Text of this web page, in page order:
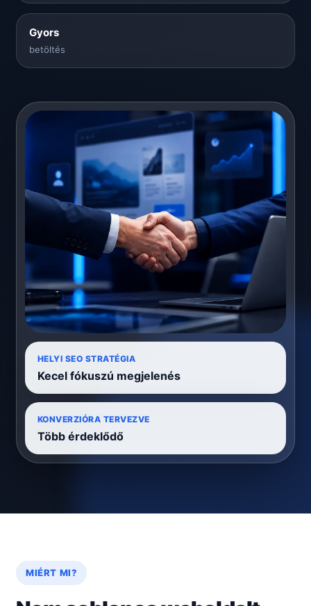
Gyors
betöltés
HELYI SEO STRATÉGIA
Kecel fókuszú megjelenés
KONVERZIÓRA TERVEZVE
Több érdeklődő
MIÉRT MI?